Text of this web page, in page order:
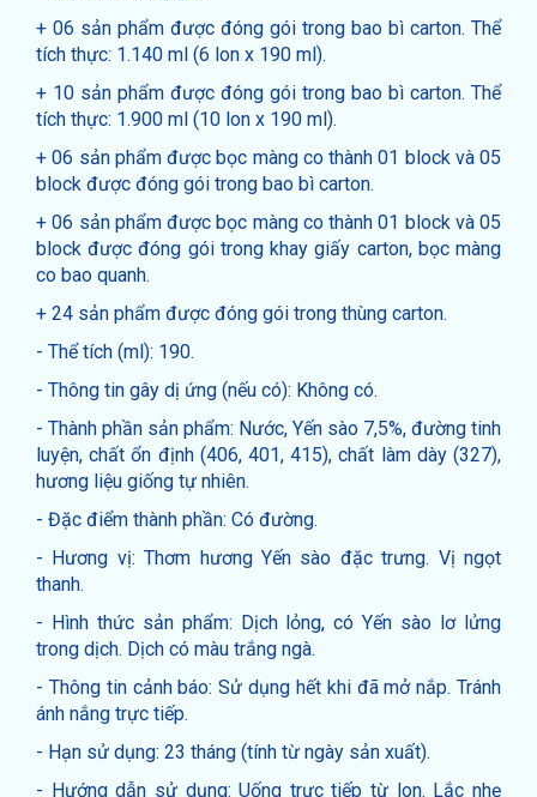
BRCGS.
Sản phẩm không sử dụng chất bảo quản.
CHỨNG NHẬN CHẤT LƯỢNG
Nước Yến sào Khánh Hòa Sanest đảm bảo quản lý
theo hệ thống chất lượng quốc tế ISO 9001:2015, ISO
14001:2015, ISO 22000: 2018, HACCP, FSMA và
BRCGS.
+ 06 sản phẩm được đóng gói trong bao bì carton. Thể
tích thực: 1.140 ml (6 lon x 190 ml).
+ 10 sản phẩm được đóng gói trong bao bì carton. Thể
tích thực: 1.900 ml (10 lon x 190 ml).
+ 06 sản phẩm được bọc màng co thành 01 block và 05
block được đóng gói trong bao bì carton.
+ 06 sản phẩm được bọc màng co thành 01 block và 05
block được đóng gói trong khay giấy carton, bọc màng
co bao quanh.
+ 24 sản phẩm được đóng gói trong thùng carton.
- Thể tích (ml): 190.
- Thông tin gây dị ứng (nếu có): Không có.
- Thành phần sản phẩm: Nước, Yến sào 7,5%, đường tinh
luyện, chất ổn định (406, 401, 415), chất làm dày (327),
hương liệu giống tự nhiên.
- Đặc điểm thành phần: Có đường.
- Hương vị: Thơm hương Yến sào đặc trưng. Vị ngọt
thanh.
- Hình thức sản phẩm: Dịch lỏng, có Yến sào lơ lửng
trong dịch. Dịch có màu trắng ngà.
- Thông tin cảnh báo: Sử dụng hết khi đã mở nắp. Tránh
ánh nắng trực tiếp.
- Hạn sử dụng: 23 tháng (tính từ ngày sản xuất).
- Hướng dẫn sử dụng: Uống trực tiếp từ lon. Lắc nhẹ